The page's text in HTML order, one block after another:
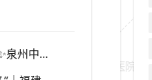
“余热未散秋风渐起”✨泉州中科白癜风医院，夏秋交替，白癜风患者饮食要多留心